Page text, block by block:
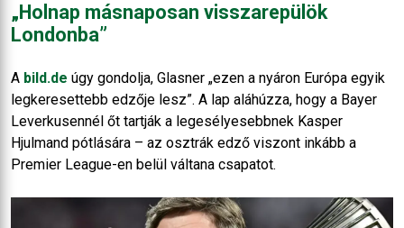
„Holnap másnaposan visszarepülök
Londonba”
A bild.de úgy gondolja, Glasner „ezen a nyáron Európa egyik
legkeresettebb edzője lesz”. A lap aláhúzza, hogy a Bayer
Leverkusennél őt tartják a legesélyesebbnek Kasper
Hjulmand pótlására – az osztrák edző viszont inkább a
Premier League-en belül váltana csapatot.